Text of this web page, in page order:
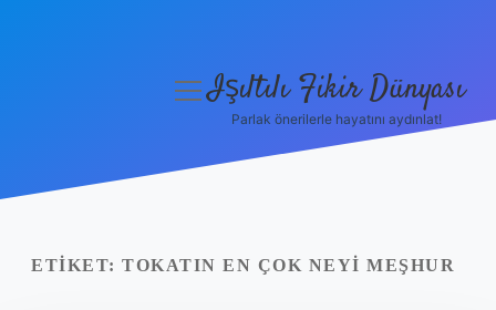
Yasal Uyarı
menüyüIşıltılı Fikir Dünyası
Parlak önerilerle hayatını aydınlat!
ETIKET: TOKATIN EN ÇOK NEYI MEŞHUR